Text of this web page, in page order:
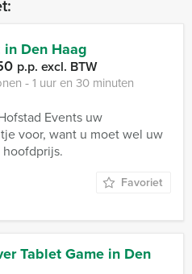
Den Haag
p.p. excl. BTW
‐ 1 uur en 30 minuten
Events uw
voor, want u moet wel uw
Favoriet
Tablet Game in Den